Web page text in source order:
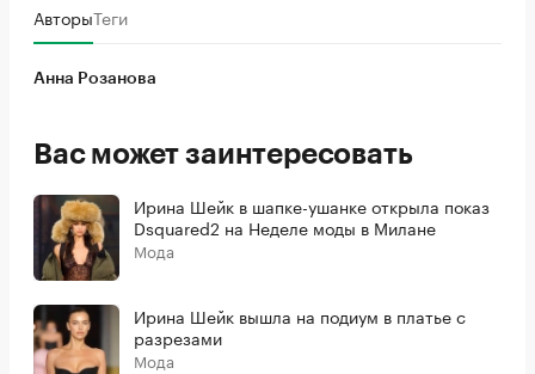
АвторыТеги
Анна Розанова
Вас может заинтересовать
Ирина Шейк в шапке-ушанке открыла показ
Dsquared2 на Неделе моды в Милане
Мода
Ирина Шейк вышла на подиум в платье с
разрезами
Мода